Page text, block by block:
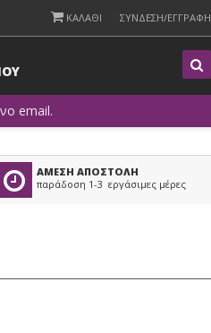
ΚΑΛΑΘΙ ΣΥΝΔΕΣΗ/ΕΓΓΡΑΦΗ
email.
ΑΜΕΣΗ ΑΠΟΣΤΟΛΗ
παράδοση 1-3 εργάσιμες μέρες